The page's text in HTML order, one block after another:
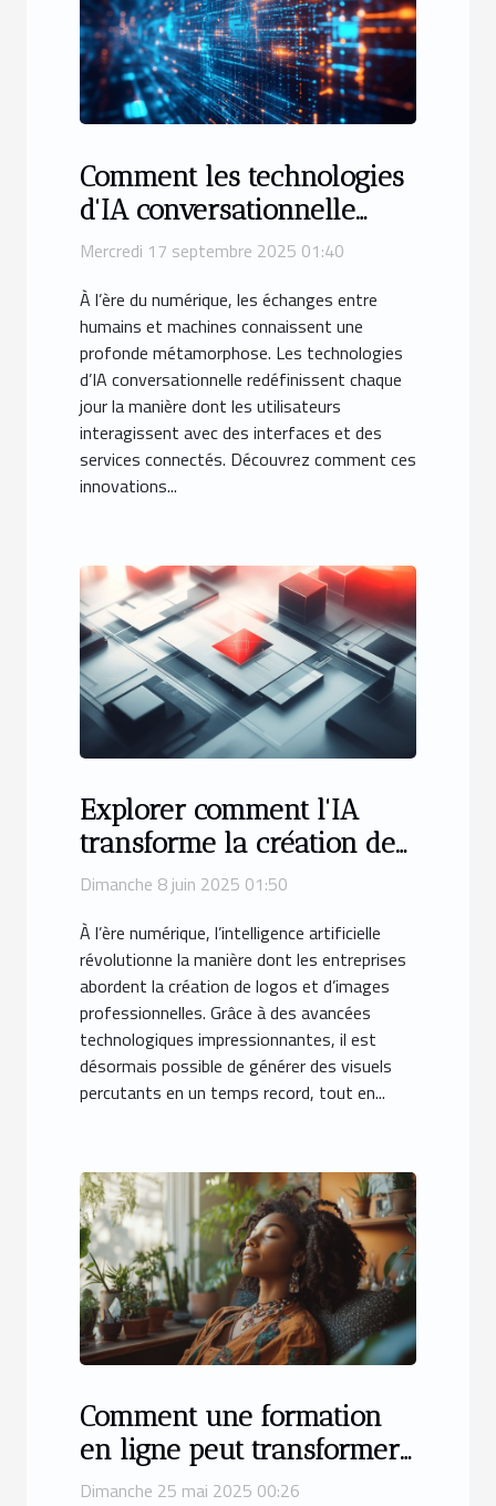
Comment les technologies
d'IA conversationnelle
transforment-elles
Mercredi 17 septembre 2025 01:40
À l’ère du numérique, les échanges entre
humains et machines connaissent une
profonde métamorphose. Les technologies
d’IA conversationnelle redéfinissent chaque
jour la manière dont les utilisateurs
interagissent avec des interfaces et des
services connectés. Découvrez comment ces
innovations...
Explorer comment l'IA
transforme la création de
logos et images
Dimanche 8 juin 2025 01:50
À l’ère numérique, l’intelligence artificielle
révolutionne la manière dont les entreprises
abordent la création de logos et d’images
professionnelles. Grâce à des avancées
technologiques impressionnantes, il est
désormais possible de générer des visuels
percutants en un temps record, tout en...
Comment une formation
en ligne peut transformer
votre carrière
Dimanche 25 mai 2025 00:26